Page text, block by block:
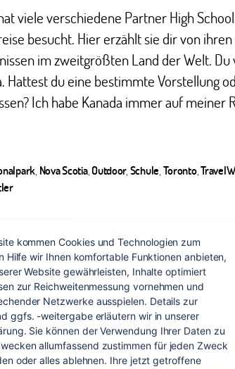
in
viele verschiedene Partner High
besucht. Hier erzählt sie dir von ihren
im zweitgrößten Land der Welt. Du
Hattest du eine bestimmte Vorstellung
Ich habe Kanada immer auf meiner
Nova Scotia, Outdoor, Schule Toronto,
Kategorien
NORDAMERIKA
kommen Cookies und Technologien zum
Hilfe wir Ihnen komfortable Funktionen anbieten,
Website gewährleisten, Inhalte optimiert
zur Reichweitenmessung vornehmen und
Netzwerke ausspielen. Details zur
ggfs. -weitergabe erläutern wir in unserer
Sie können der Verwendung Ihrer Daten zu
allumfassend zustimmen für jeden Zweck
oder alles ablehnen. Ihre jetzt getroffene